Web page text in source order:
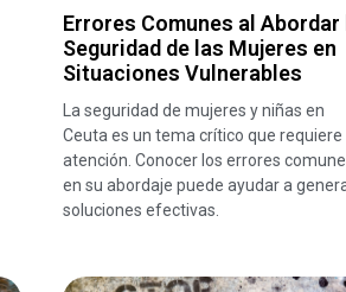
Errores Comunes al Abordar
Seguridad de las Mujeres en
Situaciones Vulnerables
La seguridad de mujeres y niñas en
Ceuta es un tema crítico que requiere
atención. Conocer los errores
en su abordaje puede ayudar a
soluciones efectivas.